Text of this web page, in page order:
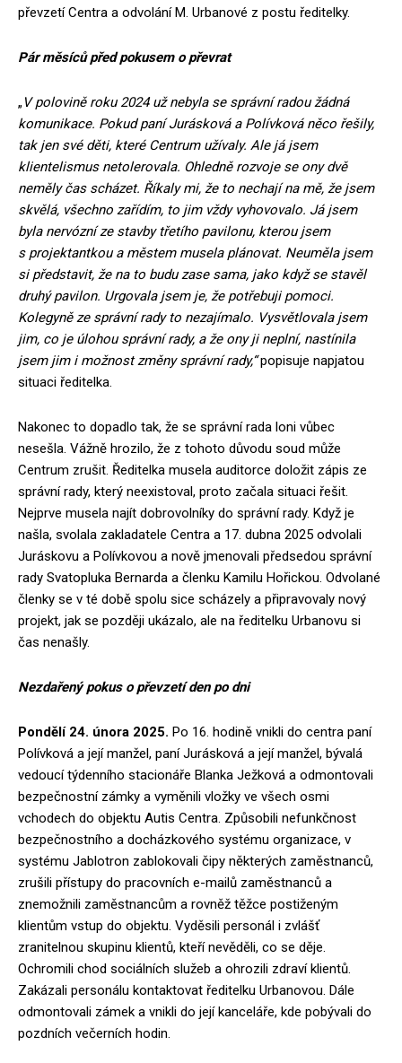
převzetí Centra a odvolání M. Urbanové z postu ředitelky.
Pár měsíců před pokusem o převrat
„ V polovině roku 2024 už nebyla se správní radou žádná
komunikace. Pokud paní Jurásková a Polívková něco řešily,
tak jen své děti, které Centrum užívaly. Ale já jsem
klientelismus netolerovala. Ohledně rozvoje se ony dvě
neměly čas scházet. Říkaly mi, že to nechají na mě, že jsem
skvělá, všechno zařídím, to jim vždy vyhovovalo. Já jsem
byla nervózní ze stavby třetího pavilonu, kterou jsem
s projektantkou a městem musela plánovat. Neuměla jsem
si představit, že na to budu zase sama, jako když se stavěl
druhý pavilon. Urgovala jsem je, že potřebuji pomoci.
Kolegyně ze správní rady to nezajímalo. Vysvětlovala jsem
jim, co je úlohou správní rady, a že ony ji neplní, nastínila
jsem jim i možnost změny správní rady,“popisuje napjatou
situaci ředitelka.
Nakonec to dopadlo tak, že se správní rada loni vůbec
nesešla. Vážně hrozilo, že z tohoto důvodu soud může
Centrum zrušit. Ředitelka musela auditorce doložit zápis ze
správní rady, který neexistoval, proto začala situaci řešit.
Nejprve musela najít dobrovolníky do správní rady. Když je
našla, svolala zakladatele Centra a 17. dubna 2025 odvolali
Juráskovu a Polívkovou a nově jmenovali předsedou správní
rady Svatopluka Bernarda a členku Kamilu Hořickou. Odvolané
členky se v té době spolu sice scházely a připravovaly nový
projekt, jak se později ukázalo, ale na ředitelku Urbanovu si
čas nenašly.
Nezdařený pokus o převzetí den po dni
Pondělí 24. února 2025. Po 16. hodině vnikli do centra paní
Polívková a její manžel, paní Jurásková a její manžel, bývalá
vedoucí týdenního stacionáře Blanka Ježková a odmontovali
bezpečnostní zámky a vyměnili vložky ve všech osmi
vchodech do objektu Autis Centra. Způsobili nefunkčnost
bezpečnostního a docházkového systému organizace, v
systému Jablotron zablokovali čipy některých zaměstnanců,
zrušili přístupy do pracovních e-mailů zaměstnanců a
znemožnili zaměstnancům a rovněž těžce postiženým
klientům vstup do objektu. Vyděsili personál i zvlášť
zranitelnou skupinu klientů, kteří nevěděli, co se děje.
Ochromili chod sociálních služeb a ohrozili zdraví klientů.
Zakázali personálu kontaktovat ředitelku Urbanovou. Dále
odmontovali zámek a vnikli do její kanceláře, kde pobývali do
pozdních večerních hodin.